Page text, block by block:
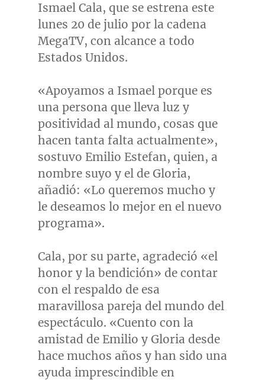
Ismael Cala, que se estrena este
lunes 20 de julio por la cadena
MegaTV, con alcance a todo
Estados Unidos.
«Apoyamos a Ismael porque es
una persona que lleva luz y
positividad al mundo, cosas que
hacen tanta falta actualmente»,
sostuvo Emilio Estefan, quien, a
nombre suyo y el de Gloria,
añadió: «Lo queremos mucho y
le deseamos lo mejor en el nuevo
programa».
Cala, por su parte, agradeció «el
honor y la bendición» de contar
con el respaldo de esa
maravillosa pareja del mundo del
espectáculo. «Cuento con la
amistad de Emilio y Gloria desde
hace muchos años y han sido una
ayuda imprescindible en